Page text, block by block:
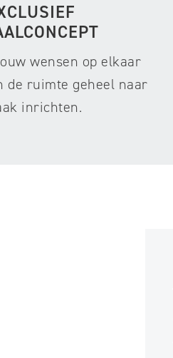
wensen op elkaar
de ruimte geheel naar
inrichten.